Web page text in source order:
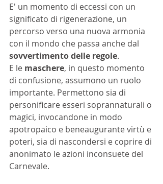
E' un momento di eccessi con un
significato di rigenerazione, un
percorso verso una nuova armonia
con il mondo che passa anche dal
sovvertimento delle regole.
E le maschere, in questo momento
di confusione, assumono un ruolo
importante. Permettono sia di
personificare esseri soprannaturali o
magici, invocandone in modo
apotropaico e beneaugurante virtù e
poteri, sia di nascondersi e coprire di
anonimato le azioni inconsuete del
Carnevale.